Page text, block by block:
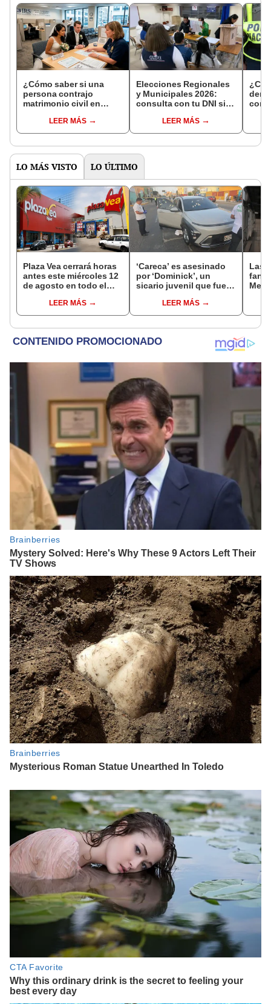
¿Cómo saber si una
persona contrajo
matrimonio civil en
LEER MÁS
Elecciones Regionales
y Municipales 2026:
consulta con tu DNI si
de mesa para este 4 de
octubre en el link oficial
LEER MÁS
con
LO MÁS VISTO LO ÚLTIMO
Plaza Vea cerrará horas
antes este miércoles 12
de agosto en todo el
hasta las 7 p.m.
LEER MÁS
‘Careca’ es asesinado
por ‘Dominick’, un
sicario juvenil que fue
LEER MÁS
Las